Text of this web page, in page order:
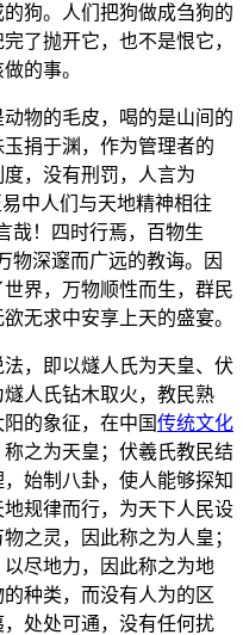
狗。人们把狗做成刍狗的
了抛开它，也不是恨它，
的事。
物的毛皮，喝的是山间的
捐于渊，作为管理者的
，没有刑罚，人言为
中人们与天地精神相往
哉！四时行焉，百物生
物深邃而广远的教诲。因
界，万物顺性而生，群民
无求中安享上天的盛宴。
，即以燧人氏为天皇、伏
人氏钻木取火，教民熟
的象征，在中国传统文化
之为天皇；伏羲氏教民结
始制八卦，使人能够探知
规律而行，为天下人民设
之灵，因此称之为人皇；
尽地力，因此称之为地
种类，而没有人为的区
处处可通，没有任何扰